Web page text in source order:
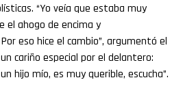
“Yo veía que estaba muy
el ahogo de encima y
eso hice el cambio”, argumentó el
cariño especial por el delantero:
hijo mío, es muy querible, escucha”.